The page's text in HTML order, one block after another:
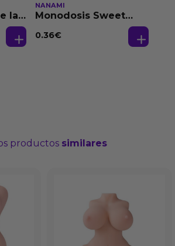
las
NANAMI
Monodosis Sweet
Base Agua 4 ml
0.36€
productos similares